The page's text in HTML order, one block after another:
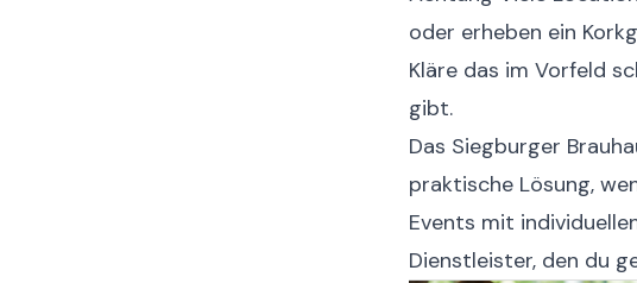
oder erheben ein
Kläre das im Vorfeld
gibt.
Das Siegburger
praktische Lösung,
Events mit
Dienstleister, den du